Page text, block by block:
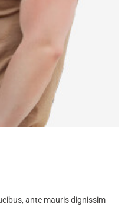
ante mauris dignissim